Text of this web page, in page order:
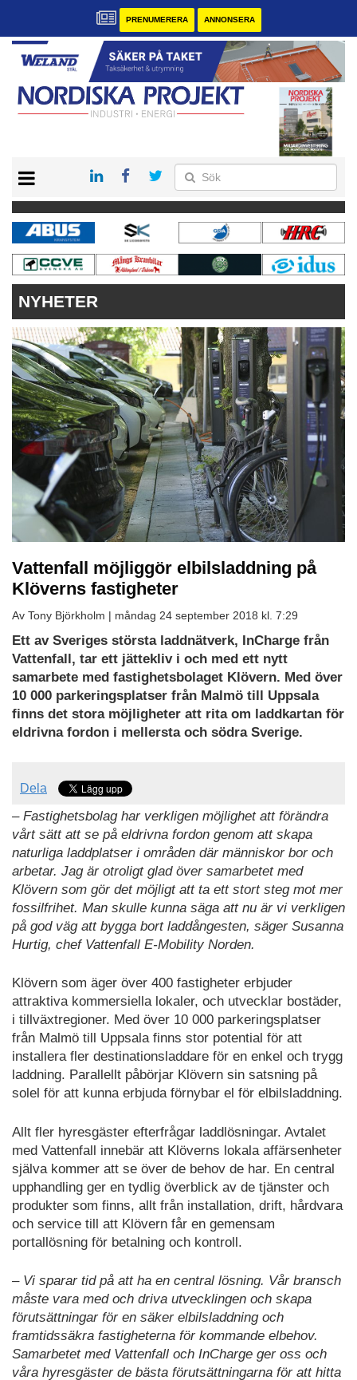
PRENUMERERA ANNONSERA
KONTAKT
VÅRA ANDRA MAGASIN
PRENUMERERA
ANNONSERA
NYHETER
Vattenfall möjliggör elbilsladdning på
Klöverns fastigheter
Av Tony Björkholm | måndag 24 september 2018 kl. 7:29
Ett av Sveriges största laddnätverk, InCharge från
Vattenfall, tar ett jättekliv i och med ett nytt
samarbete med fastighetsbolaget Klövern. Med över
10 000 parkeringsplatser från Malmö till Uppsala
finns det stora möjligheter att rita om laddkartan för
eldrivna fordon i mellersta och södra Sverige.
Dela
– Fastighetsbolag har verkligen möjlighet att förändra
vårt sätt att se på eldrivna fordon genom att skapa
naturliga laddplatser i områden där människor bor och
arbetar. Jag är otroligt glad över samarbetet med
Klövern som gör det möjligt att ta ett stort steg mot mer
fossilfrihet. Man skulle kunna säga att nu är vi verkligen
på god väg att bygga bort laddångesten, säger Susanna
Hurtig, chef Vattenfall E-Mobility Norden.
Klövern som äger över 400 fastigheter erbjuder
attraktiva kommersiella lokaler, och utvecklar bostäder,
i tillväxtregioner. Med över 10 000 parkeringsplatser
från Malmö till Uppsala finns stor potential för att
installera fler destinationsladdare för en enkel och trygg
laddning. Parallellt påbörjar Klövern sin satsning på
solel för att kunna erbjuda förnybar el för elbilsladdning.
Allt fler hyresgäster efterfrågar laddlösningar. Avtalet
med Vattenfall innebär att Klöverns lokala affärsenheter
själva kommer att se över de behov de har. En central
upphandling ger en tydlig överblick av de tjänster och
produkter som finns, allt från installation, drift, hårdvara
och service till att Klövern får en gemensam
portallösning för betalning och kontroll.
– Vi sparar tid på att ha en central lösning. Vår bransch
måste vara med och driva utvecklingen och skapa
förutsättningar för en säker elbilsladdning och
framtidssäkra fastigheterna för kommande elbehov.
Samarbetet med Vattenfall och InCharge ger oss och
våra hyresgäster de bästa förutsättningarna för att hitta